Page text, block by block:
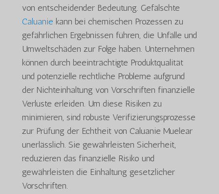
von entscheidender Bedeutung. Gefälschte
Caluanie kann bei chemischen Prozessen zu
gefährlichen Ergebnissen führen, die Unfälle und
Umweltschäden zur Folge haben. Unternehmen
können durch beeinträchtigte Produktqualität
und potenzielle rechtliche Probleme aufgrund
der Nichteinhaltung von Vorschriften finanzielle
Verluste erleiden. Um diese Risiken zu
minimieren, sind robuste Verifizierungsprozesse
zur Prüfung der Echtheit von Caluanie Muelear
unerlässlich. Sie gewährleisten Sicherheit,
reduzieren das finanzielle Risiko und
gewährleisten die Einhaltung gesetzlicher
Vorschriften.